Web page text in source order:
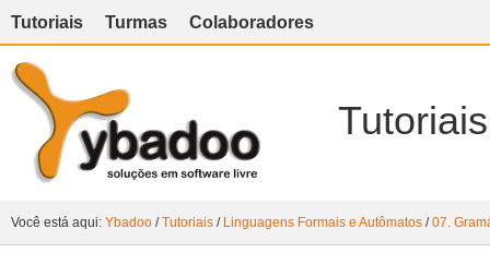
Tutoriais Turmas Colaboradores
Tutoriais
Você está aqui: Ybadoo /Tutoriais / Linguagens Formais e Autômatos /07.